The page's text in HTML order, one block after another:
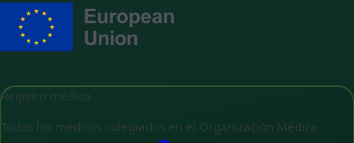
Registro médico
Todos los médicos colegiados en el Organización Médica